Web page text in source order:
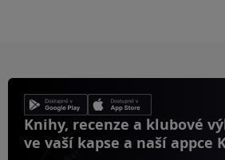
Knihy, recenze a klubové
ve vaší kapse a naší appce